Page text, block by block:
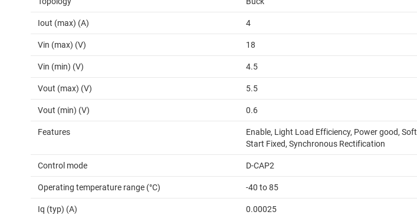
Iout (max) (A) 4
Vin (max) (V) 18
Vin (min) (V) 4.5
Vout (max) (V) 5.5
Vout (min) (V) 0.6
Features
Enable, Light Load Efficiency, Power good, Soft
Start Fixed, Synchronous Rectification
Control mode D-CAP2
Operating temperature range (°C) -40 to 85
Iq (typ) (A) 0.00025